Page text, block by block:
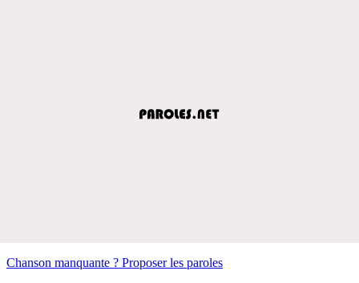
Chanson manquante ? Proposer les paroles